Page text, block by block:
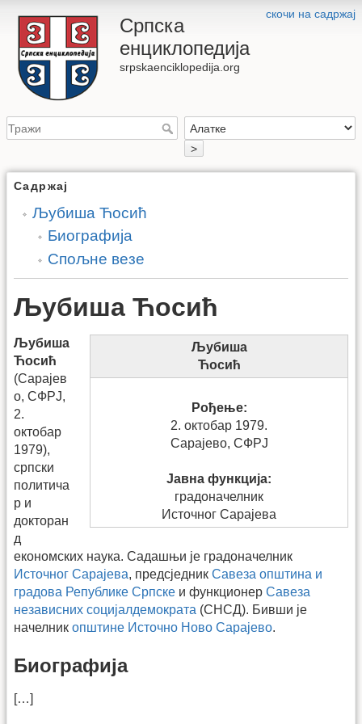
скочи на садржај
Српска
енциклопедија
srpskaenciklopedija.org
>
Садржај
Љубиша Ћосић
Биографија
Спољне везе
Љубиша Ћосић
Љубиша
Ћосић
Рођење:
2. октобар 1979.
Сарајево, СФРЈ
Јавна функција:
градоначелник
Источног Сарајева
Љубиша
Ћосић
(Сарајев
о, СФРЈ,
2.
октобар
1979),
српски
политича
р и
докторан
д
економских наука. Садашњи је градоначелник
Источног Сарајева, предсједник Савеза општина и
градова Републике Српске и функционер Савеза
независних социјалдемократа (СНСД). Бивши је
начелник општине Источно Ново Сарајево.
Биографија
[…]